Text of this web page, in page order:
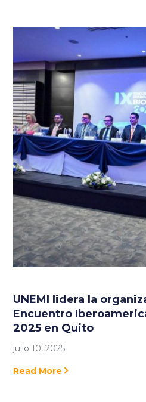
UNEMI lidera la
Encuentro
2025 en Quito
julio 10, 2025
Read More